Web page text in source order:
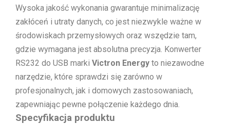
Wysoka jakość wykonania gwarantuje minimalizację
zakłóceń i utraty danych, co jest niezwykle ważne w
środowiskach przemysłowych oraz wszędzie tam,
gdzie wymagana jest absolutna precyzja. Konwerter
RS232 do USB marki Victron Energy to niezawodne
narzędzie, które sprawdzi się zarówno w
profesjonalnych, jak i domowych zastosowaniach,
zapewniając pewne połączenie każdego dnia.
Specyfikacja produktu